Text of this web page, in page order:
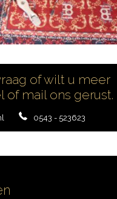
of wilt u meer
of mail ons gerust.
0543 - 523623